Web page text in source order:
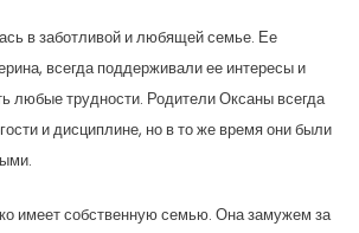
в заботливой и любящей семье. Ее
всегда поддерживали ее интересы и
любые трудности. Родители Оксаны всегда
и дисциплине, но в то же время они были
имеет собственную семью. Она замужем за